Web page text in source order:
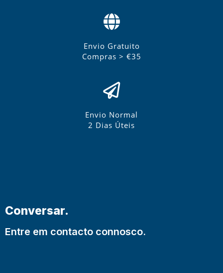
Envio Gratuito
Compras > €35
Envio Normal
2 Dias Úteis
Conversar.
Entre em contacto connosco.